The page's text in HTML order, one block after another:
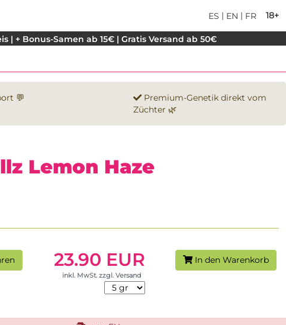
18+
ES | EN | FR
| + Bonus-Samen ab 15€ | Gratis Versand ab 50€
💬
Premium-Genetik direkt vom
Züchter 🌿
Lemon Haze
23.90 EUR
inkl. MwSt. zzgl. Versand
In den Warenkorb